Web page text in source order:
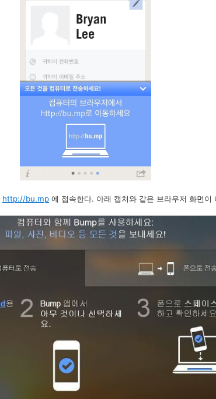
http://bu.mp 에 접속한다. 아래 캡처와 같은 브라우저 화면이